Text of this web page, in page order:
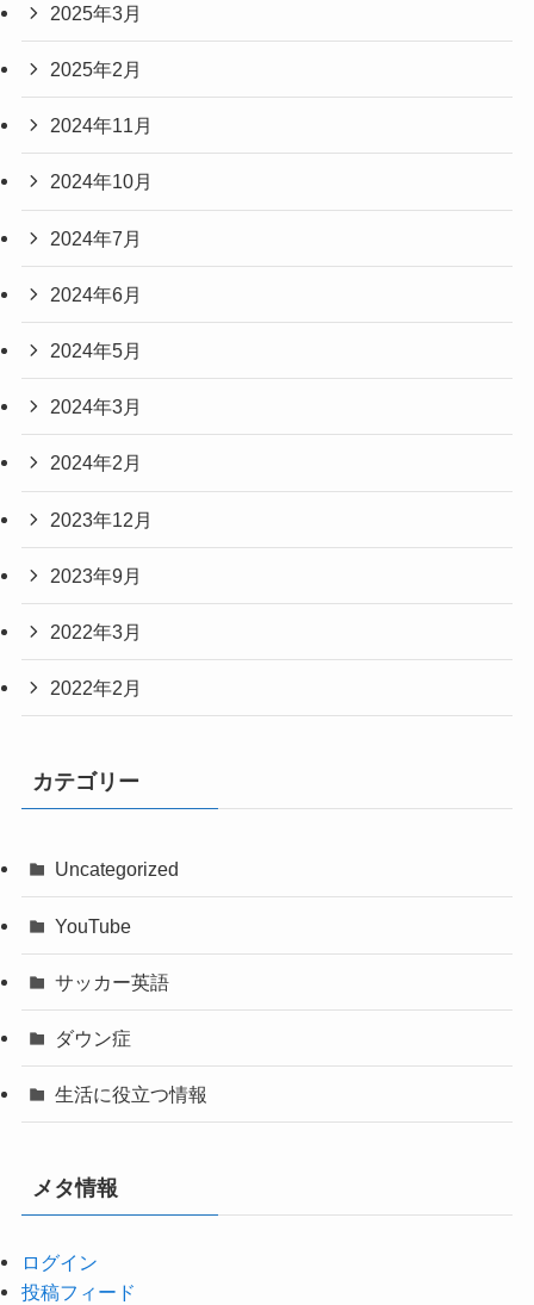
2025年3月
2025年2月
2024年11月
2024年10月
2024年7月
2024年6月
2024年5月
2024年3月
2024年2月
2023年12月
2023年9月
2022年3月
2022年2月
カテゴリー
Uncategorized
YouTube
サッカー英語
ダウン症
生活に役立つ情報
メタ情報
ログイン
投稿フィード